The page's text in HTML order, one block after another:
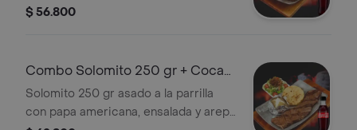
chorizo, papa criolla, ensalada, arepa
$ 56.800
Combo Solomito 250 gr + Coca-
Cola Sin Azúcar 450 ml
Solomito 250 gr asado a la parrilla
con papa americana, ensalada y arepa